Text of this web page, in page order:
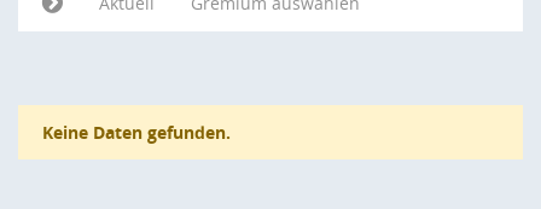
Keine Daten gefunden.